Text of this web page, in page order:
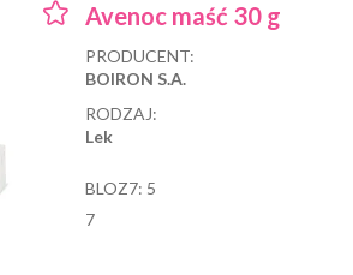
Avenoc maść 30 g
PRODUCENT:
BOIRON S.A.
RODZAJ:
Lek
BLOZ7: 5
7